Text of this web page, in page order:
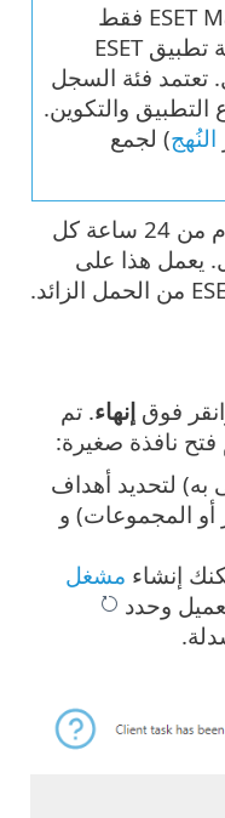
يُرسل عامل ESET Management فقط
السجلات المجمعة بواسطة تطبيق ESET
تعتمد فئة السجل
والتكوين.
النُهج) لجمع
تتم إزالة سجلات التشخيص الأقدم من 24 ساعة كل
يعمل هذا على
فوق إنهاء. تم
نافذة صغيرة:
لتحديد أهداف
أو المجموعات) و
إنشاء مشغل
وحدد